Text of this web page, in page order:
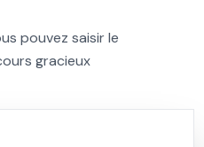
pouvez saisir le
gracieux